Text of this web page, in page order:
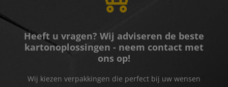
Heeft u vragen? Wij adviseren de beste
kartonoplossingen - neem contact met
ons op!
Wij kiezen verpakkingen die perfect bij uw wensen